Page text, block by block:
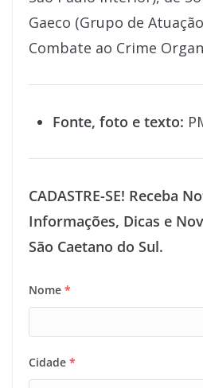
Gaeco (Grupo de
Combate ao Crime
Fonte, foto e texto:
CADASTRE-SE! Receba
Informações, Dicas e
São Caetano do Sul.
Nome *
Cidade *